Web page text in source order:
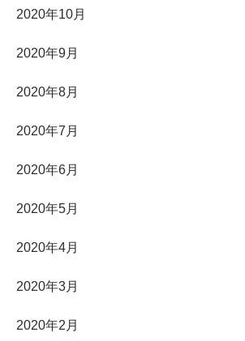
2020年10月
2020年9月
2020年8月
2020年7月
2020年6月
2020年5月
2020年4月
2020年3月
2020年2月